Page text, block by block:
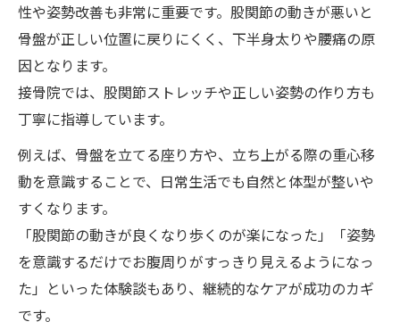
性や姿勢改善も非常に重要です。股関節の動きが悪いと
骨盤が正しい位置に戻りにくく、下半身太りや腰痛の原
因となります。
接骨院では、股関節ストレッチや正しい姿勢の作り方も
丁寧に指導しています。
例えば、骨盤を立てる座り方や、立ち上がる際の重心移
動を意識することで、日常生活でも自然と体型が整いや
すくなります。
「股関節の動きが良くなり歩くのが楽になった」「姿勢
を意識するだけでお腹周りがすっきり見えるようになっ
た」といった体験談もあり、継続的なケアが成功のカギ
です。